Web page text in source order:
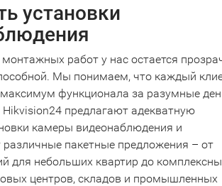
установки
работ у нас остается
Мы понимаем, что каждый
функционала за разумные
предлагают адекватную
камеры видеонаблюдения и
пакетные предложения – от
для небольших квартир до
центров, складов и промышленных